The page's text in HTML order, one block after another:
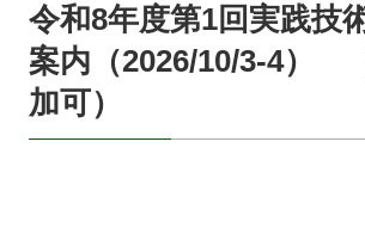
令和8年度第1回実践技
案内（2026/10/3-4）
加可）